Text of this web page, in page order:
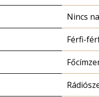
Nincs
Férfi-